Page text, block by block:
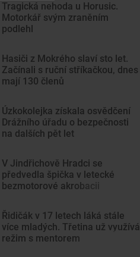
Tragická nehoda u Horusic.
Motorkář svým zraněním
podlehl
Hasiči z Mokrého slaví sto let.
Začínali s ruční stříkačkou, dnes
mají 130 členů
Úzkokolejka získala osvědčení
Drážního úřadu o bezpečnosti
na dalších pět let
V Jindřichově Hradci se
předvedla špička v letecké
bezmotorové akrobacii
Řidičák v 17 letech láká stále
více mladých. Třetina už využívá
režim s mentorem